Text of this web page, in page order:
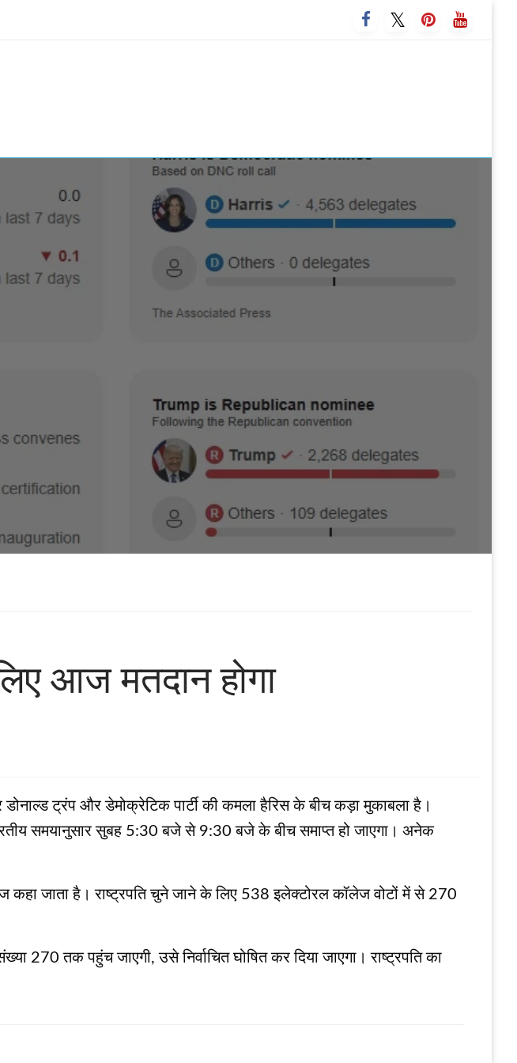
आज मतदान होगा
डोनाल्‍ड ट्रंप और डेमोक्रेटिक पार्टी की कमला हैरिस के बीच कड़ा मुकाबला है।
समयानुसार सुबह 5:30 बजे से 9:30 बजे के बीच समाप्‍त हो जाएगा। अनेक
कहा जाता है। राष्‍ट्रपति चुने जाने के लिए 538 इलेक्टोरल कॉलेज वोटों में से 270
270 तक पहुंच जाएगी, उसे निर्वाचित घोषित कर दिया जाएगा। राष्‍ट्रपति का